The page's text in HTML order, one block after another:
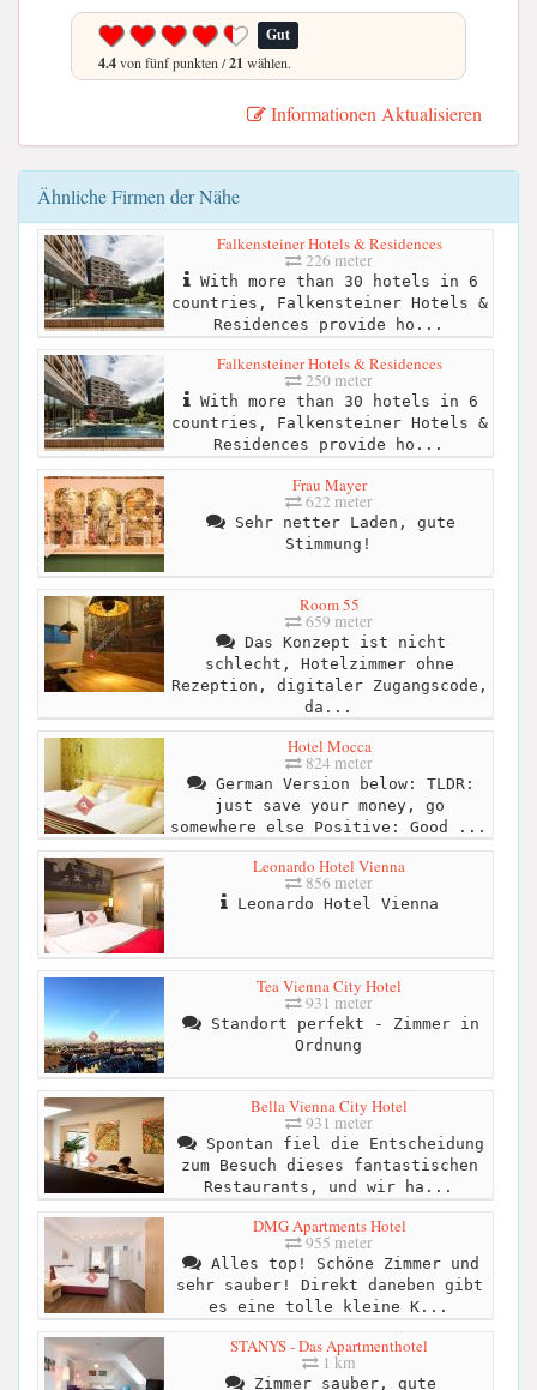
Gut
4.4von fünf punkten /21 wählen.
Informationen Aktualisieren
Ähnliche Firmen der Nähe
Falkensteiner Hotels & Residences
226 meter
With more than 30 hotels in 6
countries, Falkensteiner Hotels &
Residences provide ho...
Falkensteiner Hotels & Residences
250 meter
With more than 30 hotels in 6
countries, Falkensteiner Hotels &
Residences provide ho...
Frau Mayer
622 meter
Sehr netter Laden, gute
Stimmung!
Room 55
659 meter
Das Konzept ist nicht
schlecht, Hotelzimmer ohne
Rezeption, digitaler Zugangscode,
da...
Hotel Mocca
824 meter
German Version below: TLDR:
just save your money, go
somewhere else Positive: Good ...
Leonardo Hotel Vienna
856 meter
Leonardo Hotel Vienna
Tea Vienna City Hotel
931 meter
Standort perfekt - Zimmer in
Ordnung
Bella Vienna City Hotel
931 meter
Spontan fiel die Entscheidung
zum Besuch dieses fantastischen
Restaurants, und wir ha...
DMG Apartments Hotel
955 meter
Alles top! Schöne Zimmer und
sehr sauber! Direkt daneben gibt
es eine tolle kleine K...
STANYS - Das Apartmenthotel
1 km
Zimmer sauber, gute